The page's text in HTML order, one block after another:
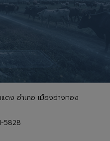
ดง อำเภอ เมืองอ่างทอง
5828